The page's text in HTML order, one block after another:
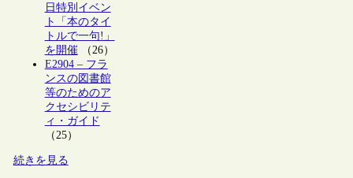
日特別イベン
ト「本のタイ
トルで一句!」
を開催（26）
E2904 – フラ
ンスの図書館
等のためのア
クセシビリテ
ィ・ガイド
（25）
続きを見る